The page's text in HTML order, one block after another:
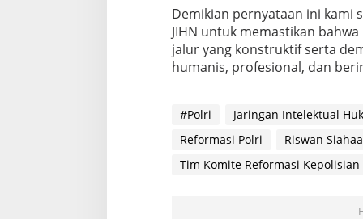
Demikian pernyataan ini kami
JIHN untuk memastikan
jalur yang konstruktif serta
humanis, profesional, dan
#Polri Jaringan Intelektual
Reformasi Polri
Riswan
Tim Komite Reformasi Kepolisian